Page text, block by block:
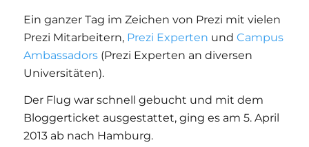
Ein ganzer Tag im Zeichen von Prezi mit vielen
Prezi Mitarbeitern, Prezi Experten und Campus
Ambassadors(Prezi Experten an diversen
Universitäten).
Der Flug war schnell gebucht und mit dem
Bloggerticket ausgestattet, ging es am 5. April
2013 ab nach Hamburg.